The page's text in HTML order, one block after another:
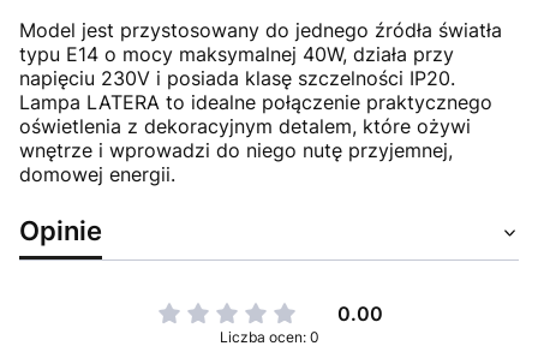
Model jest przystosowany do jednego źródła światła
typu E14 o mocy maksymalnej 40W, działa przy
napięciu 230V i posiada klasę szczelności IP20.
Lampa LATERA to idealne połączenie praktycznego
oświetlenia z dekoracyjnym detalem, które ożywi
wnętrze i wprowadzi do niego nutę przyjemnej,
domowej energii.
Opinie
0.00
Liczba ocen: 0